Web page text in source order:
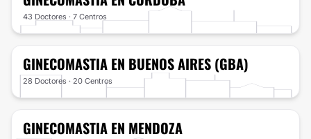
43 Doctores · 7 Centros
GINECOMASTIA EN BUENOS AIRES (GBA)
28 Doctores · 20 Centros
GINECOMASTIA EN MENDOZA